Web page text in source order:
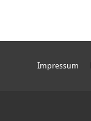
Impressum